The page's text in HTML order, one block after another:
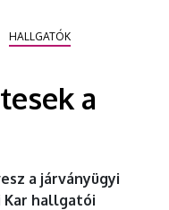
HALLGATÓK
a
a járványügyi
Kar hallgatói